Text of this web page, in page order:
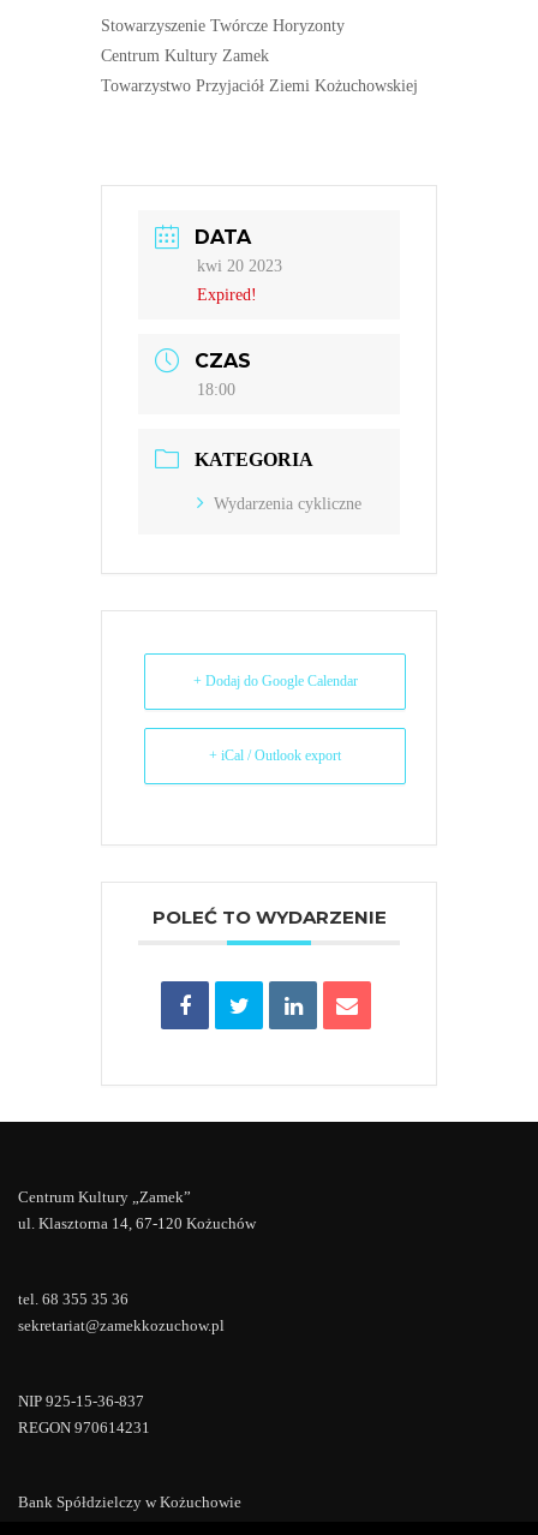
Stowarzyszenie Twórcze Horyzonty
Centrum Kultury Zamek
Towarzystwo Przyjaciół Ziemi Kożuchowskiej
DATA
kwi 20 2023
Expired!
CZAS
18:00
KATEGORIA
Wydarzenia cykliczne
+ Dodaj do Google Calendar
+ iCal / Outlook export
POLEĆ TO WYDARZENIE
Centrum Kultury „Zamek”
ul. Klasztorna 14, 67-120 Kożuchów
tel. 68 355 35 36
sekretariat@zamekkozuchow.pl
NIP 925-15-36-837
REGON 970614231
Bank Spółdzielczy w Kożuchowie